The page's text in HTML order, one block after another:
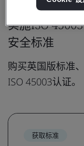
产品和服务
实施ISO
安全标准
购买英国版标准
ISO 45003认证。
获取标准